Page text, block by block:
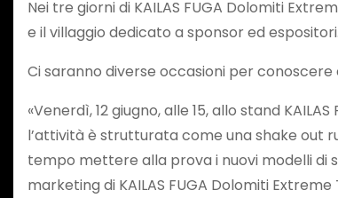
Nei tre giorni di KAILAS FUGA Dolomiti
e il villaggio dedicato a sponsor ed espositori.
Ci saranno diverse occasioni per conoscere
«Venerdì, 12 giugno, alle 15, allo stand
l’attività è strutturata come una shake out
tempo mettere alla prova i nuovi modelli di
marketing di KAILAS FUGA Dolomiti